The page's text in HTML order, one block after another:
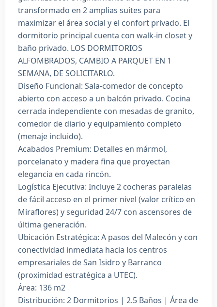
transformado en 2 amplias suites para
maximizar el área social y el confort privado. El
dormitorio principal cuenta con walk-in closet y
baño privado. LOS DORMITORIOS
ALFOMBRADOS, CAMBIO A PARQUET EN 1
SEMANA, DE SOLICITARLO.
Diseño Funcional: Sala-comedor de concepto
abierto con acceso a un balcón privado. Cocina
cerrada independiente con mesadas de granito,
comedor de diario y equipamiento completo
(menaje incluido).
Acabados Premium: Detalles en mármol,
porcelanato y madera fina que proyectan
elegancia en cada rincón.
Logística Ejecutiva: Incluye 2 cocheras paralelas
de fácil acceso en el primer nivel (valor crítico en
Miraflores) y seguridad 24/7 con ascensores de
última generación.
Ubicación Estratégica: A pasos del Malecón y con
conectividad inmediata hacia los centros
empresariales de San Isidro y Barranco
(proximidad estratégica a UTEC).
Área: 136 m2
Distribución: 2 Dormitorios | 2.5 Baños | Área de